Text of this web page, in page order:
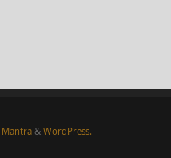
Mantra& WordPress.